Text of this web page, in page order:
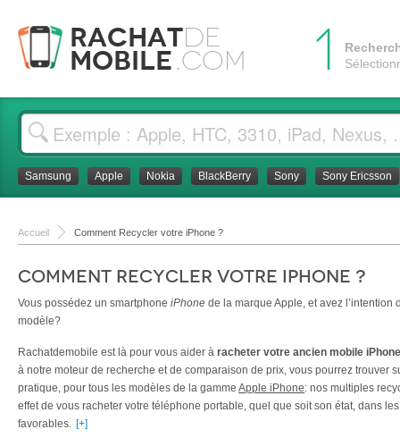
Rachatde
Mobile .com 1
Samsung Apple Nokia BlackBerry Sony Sony Ericsson
Accueil Comment Recycler votre iPhone ?
Comment Recycler votre iPhone ?
Vous possédez un smartphone iPhone de la marque Apple, et avez
modèle?
Rachatdemobile est là pour vous aider à racheter votre ancien mobile iPhone
à notre moteur de recherche et de comparaison de prix, vous pourrez trouver
pratique, pour tous les modèles de la gamme Apple iPhone: nos multiples
effet de vous racheter votre téléphone portable, quel que soit son état, dans
favorables. [+]